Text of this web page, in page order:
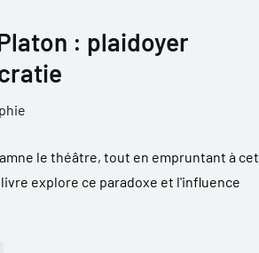
: plaidoyer
le théâtre, tout en empruntant à cet
explore ce paradoxe et l'influence